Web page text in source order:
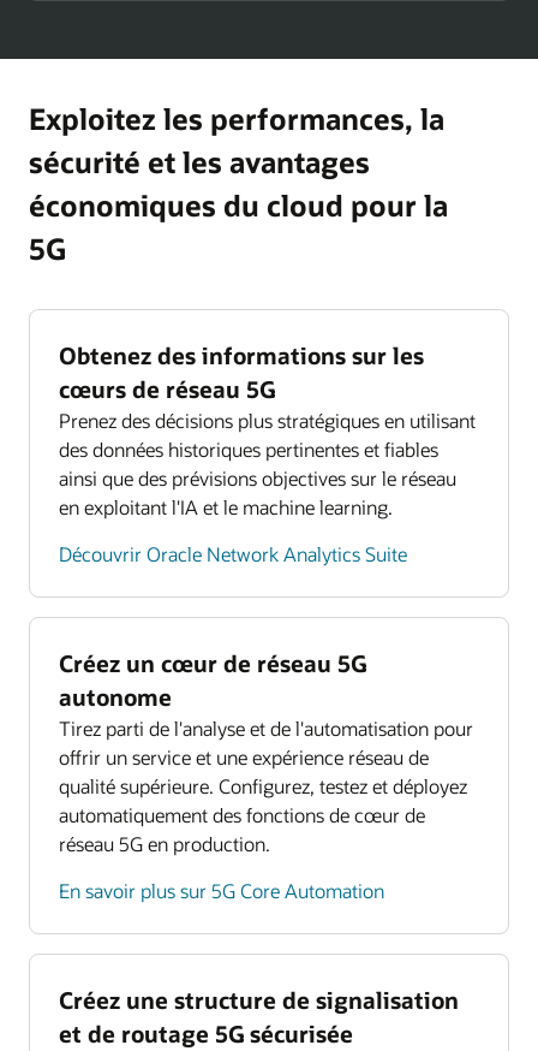
Exploitez les performances, la
sécurité et les avantages
économiques du cloud pour la
5G
Obtenez des informations sur les
cœurs de réseau 5G
Prenez des décisions plus stratégiques en utilisant
des données historiques pertinentes et fiables
ainsi que des prévisions objectives sur le réseau
en exploitant l'IA et le machine learning.
Découvrir Oracle Network Analytics Suite
Créez un cœur de réseau 5G
autonome
Tirez parti de l'analyse et de l'automatisation pour
offrir un service et une expérience réseau de
qualité supérieure. Configurez, testez et déployez
automatiquement des fonctions de cœur de
réseau 5G en production.
En savoir plus sur 5G Core Automation
Créez une structure de signalisation
et de routage 5G sécurisée